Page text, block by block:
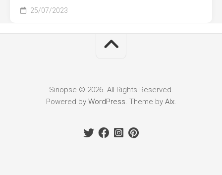
25/07/2023
Sinopse © 2026. All Rights Reserved.
Powered by WordPress. Theme by Alx.